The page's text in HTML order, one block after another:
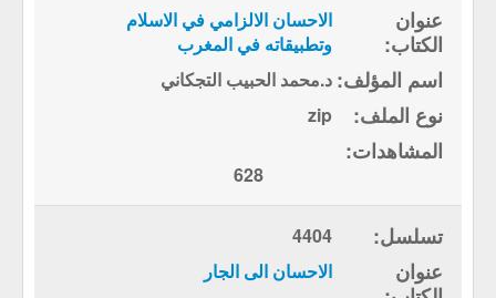
الاحسان الالزامي في الاسلام
وتطبيقاته في المغرب
د.محمد الحبيب التجكاني
zip
628
4404
الاحسان الى الجار